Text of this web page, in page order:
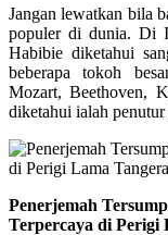
Jangan lewatkan bila
populer di dunia. Di
Habibie diketahui
beberapa tokoh
Mozart, Beethoven,
diketahui ialah penutur
Penerjemah
Terpercaya di Perigi